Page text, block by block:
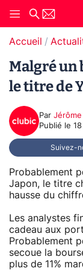
Accueil
Malgré un
le titre de
Par
Publié le
Suivez-
Probablement
Japon, le titre
hausse du
Les analystes
cadeau aux
Probablement
secoue la
plus de 11%